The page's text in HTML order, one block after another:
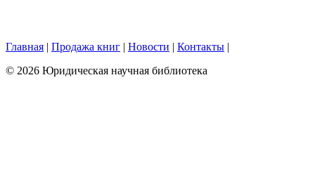
Главная | Продажа книг | Новости | Контакты |
© 2026 Юридическая научная библиотека